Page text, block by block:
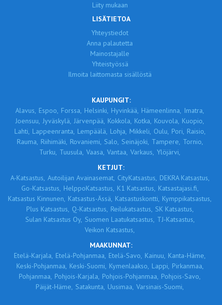
Liity mukaan
LISÄTIETOA
Yhteystiedot
Anna palautetta
Mainostajalle
Yhteistyössä
Ilmoita laittomasta sisällöstä
KAUPUNGIT:
Alavus, Espoo, Forssa, Helsinki, Hyvinkää, Hämeenlinna, Imatra,
Joensuu, Jyväskylä, Järvenpää, Kokkola, Kotka, Kouvola, Kuopio,
Lahti, Lappeenranta, Lempäälä, Lohja, Mikkeli, Oulu, Pori, Raisio,
Rauma, Riihimäki, Rovaniemi, Salo, Seinäjoki, Tampere, Tornio,
Turku, Tuusula, Vaasa, Vantaa, Varkaus, Ylöjärvi,
KETJUT:
A-Katsastus, Autoilijan Avainasemat, CityKatsastus, DEKRA Katsastus,
Go-Katsastus, HelppoKatsastus, K1 Katsastus, Katsastajasi.fi,
Katsastus Kinnunen, Katsastus-Ässä, Katsastuskontti, Kymppikatsastus,
Plus Katsastus, Q-Katsastus, Reilukatsastus, SK Katsastus,
Sulan Katsastus Oy, Suomen Laatukatsastus, TJ-Katsastus,
Veikon Katsastus,
MAAKUNNAT:
Etelä-Karjala, Etelä-Pohjanmaa, Etelä-Savo, Kainuu, Kanta-Häme,
Keski-Pohjanmaa, Keski-Suomi, Kymenlaakso, Lappi, Pirkanmaa,
Pohjanmaa, Pohjois-Karjala, Pohjois-Pohjanmaa, Pohjois-Savo,
Päijät-Häme, Satakunta, Uusimaa, Varsinais-Suomi,